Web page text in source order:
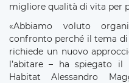
migliore qualità di vita per
«Abbiamo voluto
confronto perché il tema
richiede un nuovo
l’abitare – ha spiegato il
Habitat Alessandro